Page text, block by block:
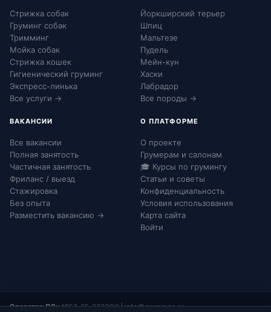
Стрижка собак
Груминг собак
Тримминг
Мойка собак
Стрижка кошек
Гигиенический груминг
Экспресс-линька
Все услуги →
Йоркширский терьер
Шпиц
Мальтезе
Пудель
Мейн-кун
Хаски
Лабрадор
Все породы →
ВАКАНСИИ
Все вакансии
Полная занятость
Частичная занятость
Фриланс / выезд
Стажировка
Без опыта
Разместить вакансию →
О ПЛАТФОРМЕ
О проекте
Грумерам и салонам
🎓 Курсы по грумингу
Статьи и советы
Конфиденциальность
Условия использования
Карта сайта
Войти
Оператор ПДн:№52-25-232090|info@grumingo.ru